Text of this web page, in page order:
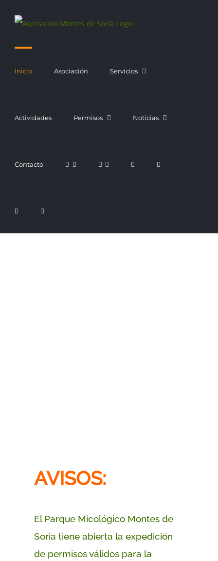
Inicio Asociación Servicios
Actividades Permisos Noticias
Contacto
AVISOS:
El Parque Micológico Montes de
Soria tiene abierta la expedición
de permisos válidos para la